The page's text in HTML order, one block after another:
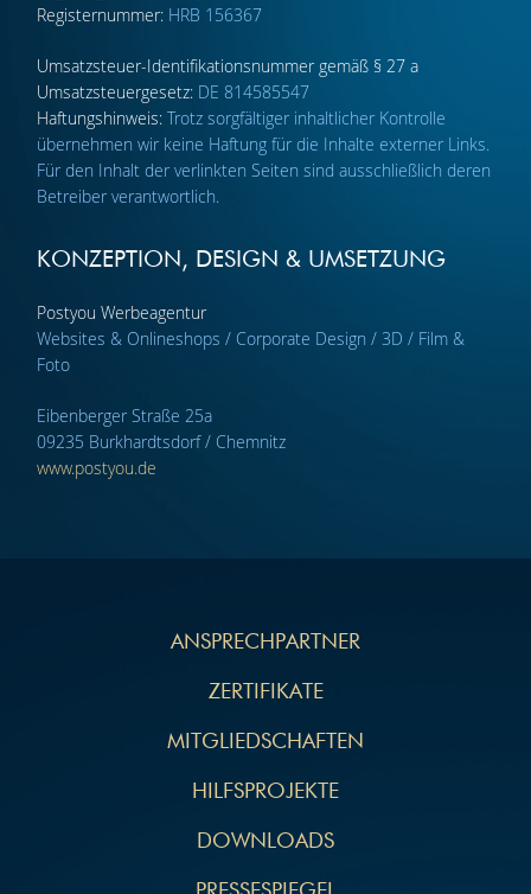
Registernummer: HRB 156367
Umsatzsteuer-Identifikationsnummer gemäß § 27 a
Umsatzsteuergesetz: DE 814585547
Haftungshinweis: Trotz sorgfältiger inhaltlicher Kontrolle
übernehmen wir keine Haftung für die Inhalte externer Links.
Für den Inhalt der verlinkten Seiten sind ausschließlich deren
Betreiber verantwortlich.
KONZEPTION, DESIGN & UMSETZUNG
Postyou Werbeagentur
Websites & Onlineshops / Corporate Design / 3D / Film &
Foto
Eibenberger Straße 25a
09235 Burkhardtsdorf / Chemnitz
www.postyou.de
ANSPRECHPARTNER
ZERTIFIKATE
MITGLIEDSCHAFTEN
HILFSPROJEKTE
DOWNLOADS